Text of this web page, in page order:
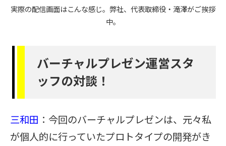
実際の配信画面はこんな感じ。弊社、代表取締役・滝澤がご挨拶
中。
バーチャルプレゼン運営スタ
ッフの対談！
三和田 ：今回のバーチャルプレゼンは、元々私
が個人的に行っていたプロトタイプの開発がき